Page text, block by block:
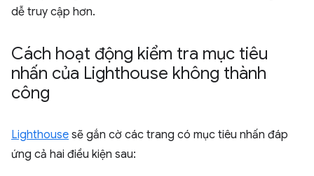
dễ truy cập hơn.
Cách hoạt động kiểm tra mục tiêu
nhấn của Lighthouse không thành
công
Lighthouse sẽ gắn cờ các trang có mục tiêu nhấn đáp
ứng cả hai điều kiện sau: